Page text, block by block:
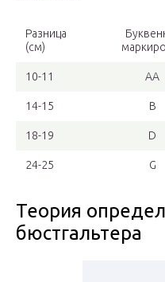
Разница
(см)
10-11 AA
14-15 B
18-19 D
24-25 G
Теория
бюстгальтера